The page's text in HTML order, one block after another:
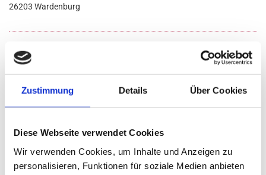
Zustimmung Details Über Cookies
Diese Webseite verwendet Cookies
Wir verwenden Cookies, um Inhalte und Anzeigen zu
personalisieren, Funktionen für soziale Medien anbieten
26203 War­den­burg
04407 2785
04407 918999
Montag - Freitag
Samstag - Sonntag
Geschlossen